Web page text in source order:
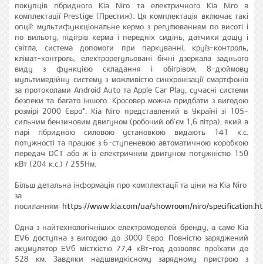
покупців гібридного Kia Niro та електричного Kia Niro в
комплектації Prestige (Престиж). Ця комплектація включає такі
опції: мультифункціональне кермо з регулюванням по висоті і
по вильоту, підігрів керма і передніх сидінь, датчики дощу і
світла, система допомоги при паркуванні, круїз-контроль,
клімат-контроль, електрорегульовані бічні дзеркала заднього
виду з функцією складання і обігрівом, 8-дюймову
мультимедійну систему з можливістю синхронізації смартфонів
за протоколами Android Auto та Apple Car Play, сучасні системи
безпеки та багато іншого. Кросовер можна придбати з вигодою
розмірі 2000 Євро*. Kia Niro представлений в Україні зі 105-
сильним бензиновим двигуном (робочий об'єм 1,6 літра), який в
парі гібридною силовою установкою видають 141 к.с.
потужності та працює з 6-ступеневою автоматичною коробкою
передач DCT або ж із електричним двигуном потужністю 150
кВт (204 к.с.) / 255Нм.
Більш детальна інформація про комплектації та ціни на Kia Niro
за
посиланням: https://www.kia.com/ua/showroom/niro/
Одна з найтехнологічніших електромоделей бренду, а саме Kia
EV6 доступна з вигодою до 3000 Євро. Повністю заряджений
акумулятор EV6 місткістю 77,4 кВт-год дозволяє проїхати до
528 км. Завдяки надшвидкісному зарядному пристрою з